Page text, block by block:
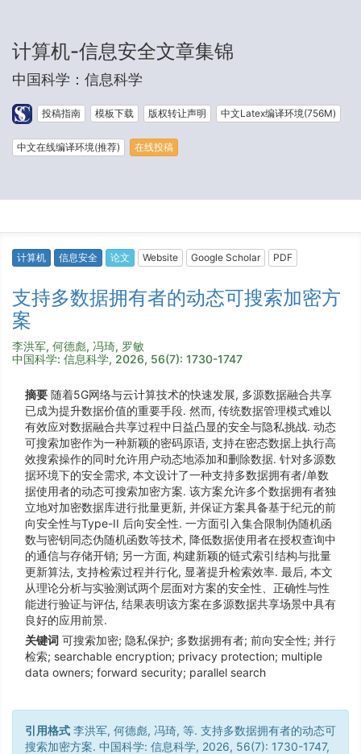
计算机-信息安全文章集锦
中国科学：信息科学
投稿指南 模板下载 版权转让声明 中文Latex编译环境(756M)
中文在线编译环境(推荐) 在线投稿
计算机 信息安全 论文 Website Google Scholar PDF
支持多数据拥有者的动态可搜索加密方
案
李洪军, 何德彪, 冯琦, 罗敏
中国科学: 信息科学, 2026, 56(7): 1730-1747
摘要 随着5G网络与云计算技术的快速发展, 多源数据融合共享
已成为提升数据价值的重要手段. 然而, 传统数据管理模式难以
有效应对数据融合共享过程中日益凸显的安全与隐私挑战. 动态
可搜索加密作为一种新颖的密码原语, 支持在密态数据上执行高
效搜索操作的同时允许用户动态地添加和删除数据. 针对多源数
据环境下的安全需求, 本文设计了一种支持多数据拥有者/单数
据使用者的动态可搜索加密方案. 该方案允许多个数据拥有者独
立地对加密数据库进行批量更新, 并保证方案具备基于纪元的前
向安全性与Type-II 后向安全性. 一方面引入集合限制伪随机函
数与密钥同态伪随机函数等技术, 降低数据使用者在授权查询中
的通信与存储开销; 另一方面, 构建新颖的链式索引结构与批量
更新算法, 支持检索过程并行化, 显著提升检索效率. 最后, 本文
从理论分析与实验测试两个层面对方案的安全性、正确性与性
能进行验证与评估, 结果表明该方案在多源数据共享场景中具有
良好的应用前景.
关键词 可搜索加密; 隐私保护; 多数据拥有者; 前向安全性; 并行
检索; searchable encryption; privacy protection; multiple
data owners; forward security; parallel search
引用格式 李洪军, 何德彪, 冯琦, 等. 支持多数据拥有者的动态可
搜索加密方案. 中国科学: 信息科学, 2026, 56(7): 1730-1747,